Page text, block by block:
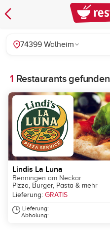
74399 Walheim
1 Restaurants gefunden
Lindis La Luna
Benningen am Neckar
Pizza, Burger, Pasta & mehr
Lieferung: GRATIS
Lieferung:
Abholung: